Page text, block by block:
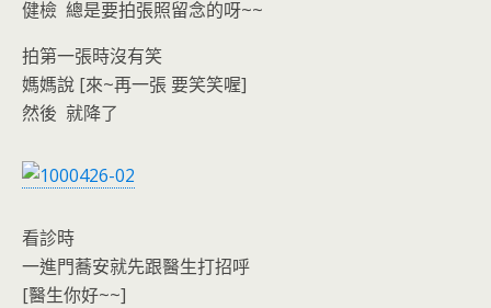
健檢 總是要拍張照留念的呀~~
拍第一張時沒有笑
媽媽說 [來~再一張 要笑笑喔]
然後 就降了
看診時
一進門蕎安就先跟醫生打招呼
[醫生你好~~]